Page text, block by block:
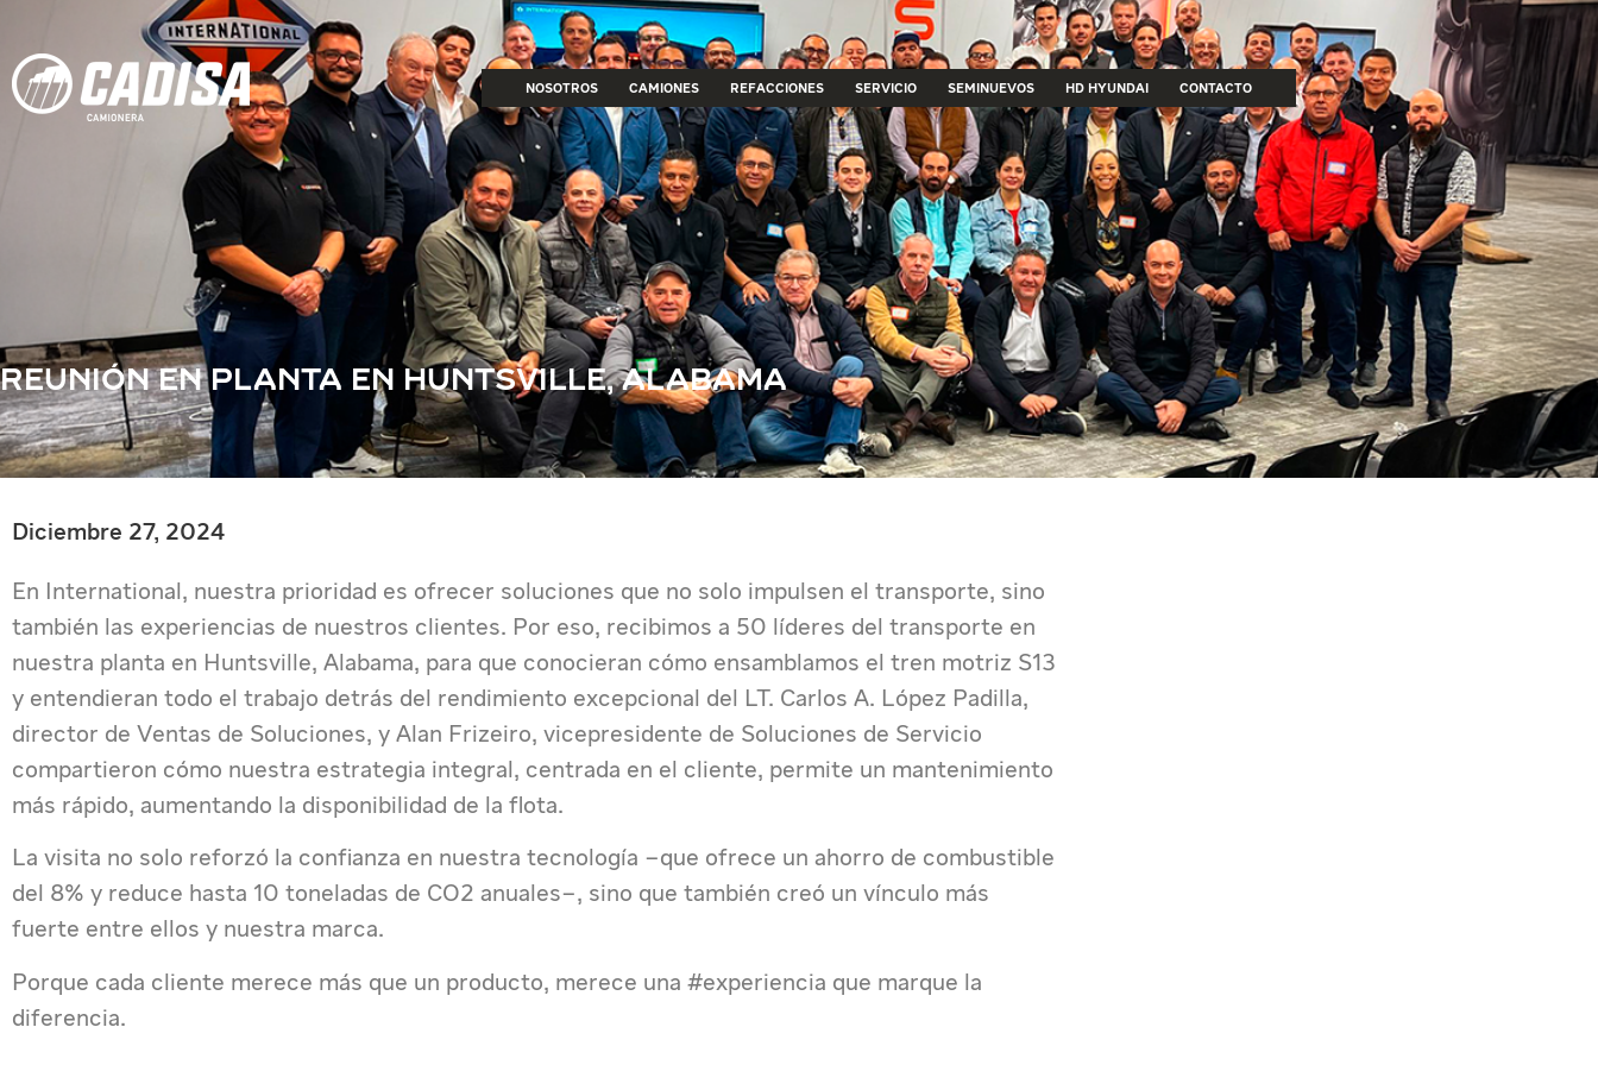
NOSOTROS CAMIONES REFACCIONES SERVICIO SEMINUEVOS HD HYUNDAI CONTACTO
REUNIÓN EN PLANTA EN HUNTSVILLE, ALABAMA
Diciembre 27, 2024
En International, nuestra prioridad es ofrecer soluciones que no solo impulsen el transporte, sino
también las experiencias de nuestros clientes. Por eso, recibimos a 50 líderes del transporte en
nuestra planta en Huntsville, Alabama, para que conocieran cómo ensamblamos el tren motriz S13
y entendieran todo el trabajo detrás del rendimiento excepcional del LT. Carlos A. López Padilla,
director de Ventas de Soluciones, y Alan Frizeiro, vicepresidente de Soluciones de Servicio
compartieron cómo nuestra estrategia integral, centrada en el cliente, permite un mantenimiento
más rápido, aumentando la disponibilidad de la flota.
La visita no solo reforzó la confianza en nuestra tecnología –que ofrece un ahorro de combustible
del 8% y reduce hasta 10 toneladas de CO2 anuales–, sino que también creó un vínculo más
fuerte entre ellos y nuestra marca.
Porque cada cliente merece más que un producto, merece una #experiencia que marque la
diferencia.